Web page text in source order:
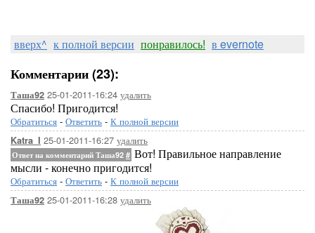
вверх^ к полной версии понравилось! в evernote
Комментарии (23):
Таша92 25-01-2011-16:24 удалить
Спасибо! Пригодится!
Обратиться - Ответить - К полной версии
Katra_I 25-01-2011-16:27 удалить
Ответ на комментарий Таша92 # Вот! Правильное направление
мысли - конечно пригодится!
Обратиться - Ответить - К полной версии
Таша92 25-01-2011-16:28 удалить